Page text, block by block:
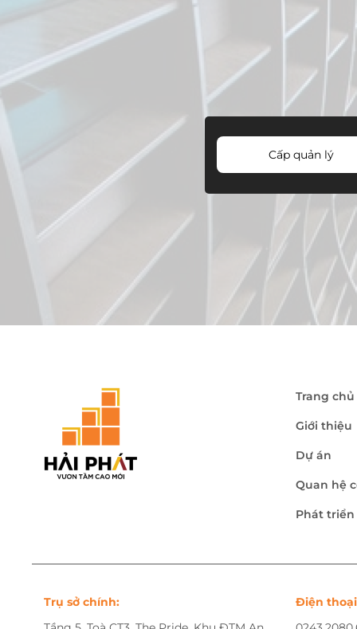
Cấp quản lý
Trang chủ
Giới thiệu
Dự án
Quan hệ
Phát
Trụ sở chính:
Điện